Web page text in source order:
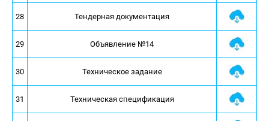
28 Тендерная документация
29 Объявление №14
30 Техническое задание
31 Техническая спецификация